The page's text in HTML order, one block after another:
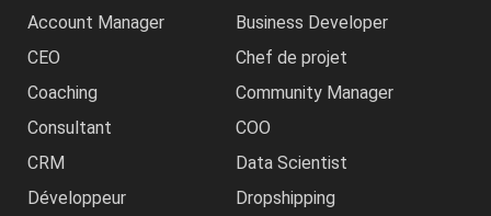
Account Manager
Business Developer
CEO
Chef de projet
Coaching
Community Manager
Consultant
COO
CRM
Data Scientist
Développeur
Dropshipping